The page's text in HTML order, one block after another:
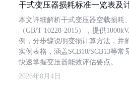
干式变压器损耗标准一览表及
本文详细解析干式变压器空载损耗
（GB/T 10228-2015），提供
例，分步骤说明变损计算方法，并
实例表格，涵盖SCB10/SCB13等常
快速掌握变压器能效评估要点。
2026年8月4日